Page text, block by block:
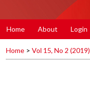
Home About Login
Home > Vol 15, No 2 (2019)